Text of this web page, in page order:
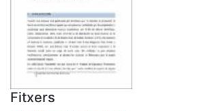
Fitxers